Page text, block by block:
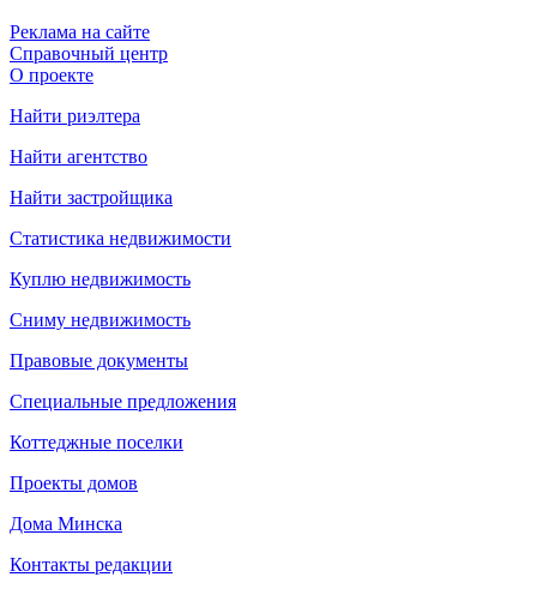
Реклама на сайте
Справочный центр
О проекте
Найти риэлтера
Найти агентство
Найти застройщика
Статистика недвижимости
Куплю недвижимость
Сниму недвижимость
Правовые документы
Специальные предложения
Коттеджные поселки
Проекты домов
Дома Минска
Контакты редакции